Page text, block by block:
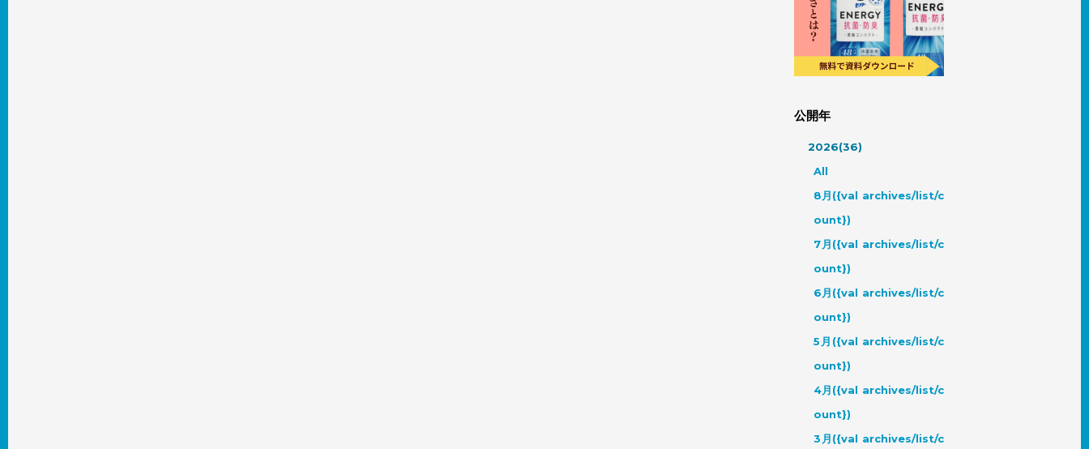
公開年
2026(36)
All
8月({val archives/list/c
ount})
7月({val archives/list/c
ount})
6月({val archives/list/c
ount})
5月({val archives/list/c
ount})
4月({val archives/list/c
ount})
3月({val archives/list/c